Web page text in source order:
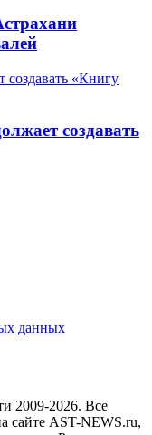
создавать
данных
2009-2026. Все
сайте AST-NEWS.ru,